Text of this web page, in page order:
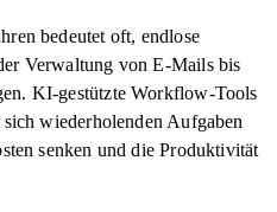
bedeutet oft, endlose
Verwaltung von E-Mails bis
KI-gestützte Workflow-Tools
wiederholenden Aufgaben
senken und die Produktivität